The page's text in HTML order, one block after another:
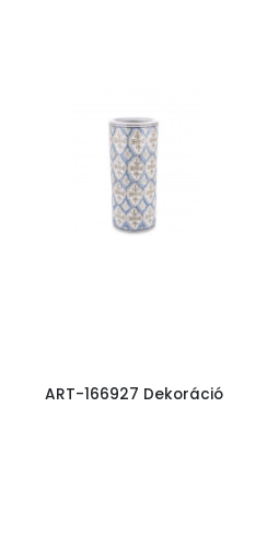
ART-166927 Dekoráció